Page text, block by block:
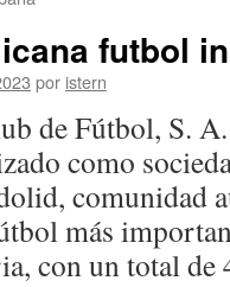
futbol
por istern
de Fútbol, S.
como
comunidad
más
con un total de